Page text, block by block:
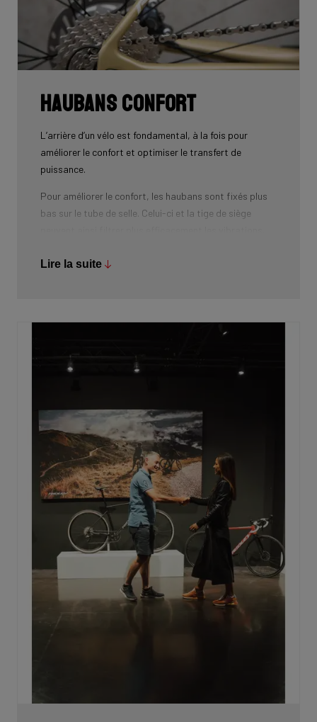
Haubans confort
L’arrière d’un vélo est fondamental, à la fois pour
améliorer le confort et optimiser le transfert de
puissance.
Pour améliorer le confort, les haubans sont fixés plus
bas sur le tube de selle. Celui-ci et la tige de siège
verticale plus importante. Le vélo plus donc plus
large sur l’axe horizontal pour gagner de la puissance.
puissance. En plaçant ce côté large horizontalement,
chaque watt produit est converti en vitesse, sans
arrière.
Lire la suite